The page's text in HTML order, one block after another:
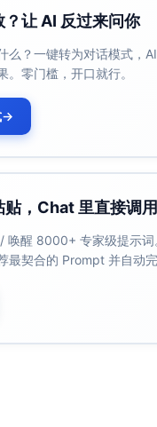
完整链路大体可用，但
。
块进入/正常路径存在未
试耗尽后的错误返回路径
：百分比折扣路径（包含
文件尾部相关行未覆盖（
===
：createOrder 的一条响
点
状态：fraud_suspected。
：重试耗尽后的 ERROR 返
？让 AI 反过来问你
么？一键转为对话模式，
。零门槛，开口就行。
→
贴，Chat 里直接调用
唤醒 8000+ 专家级提示
最契合的 Prompt 并自动